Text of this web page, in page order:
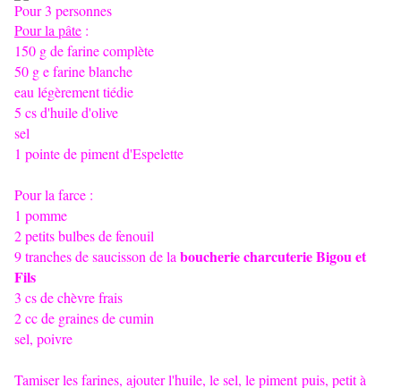
Pour 3 personnes
Pour la pâte :
150 g de farine complète
50 g e farine blanche
eau légèrement tiédie
5 cs d'huile d'olive
sel
1 pointe de piment d'Espelette
Pour la farce :
1 pomme
2 petits bulbes de fenouil
9 tranches de saucisson de la boucherie charcuterie Bigou et
Fils
3 cs de chèvre frais
2 cc de graines de cumin
sel, poivre
Tamiser les farines, ajouter l'huile, le sel, le piment puis, petit à